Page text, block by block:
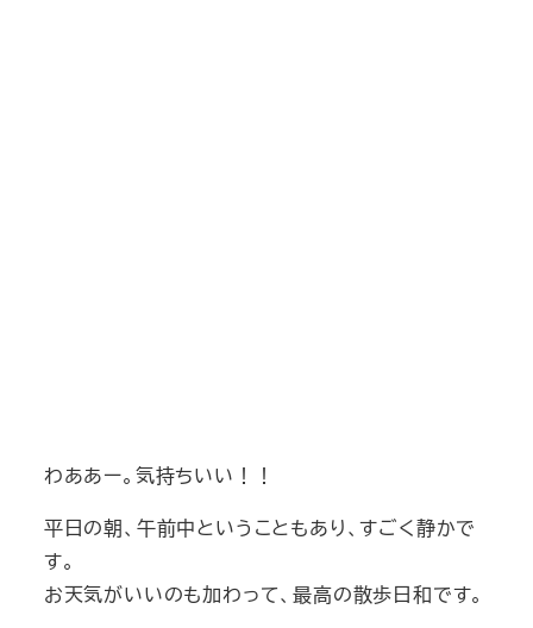
わああー。気持ちいい！！
平日の朝、午前中ということもあり、すごく静かで
す。
お天気がいいのも加わって、最高の散歩日和です。